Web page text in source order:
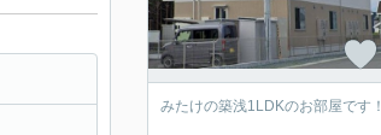
みたけの築浅1LDKのお部屋です！